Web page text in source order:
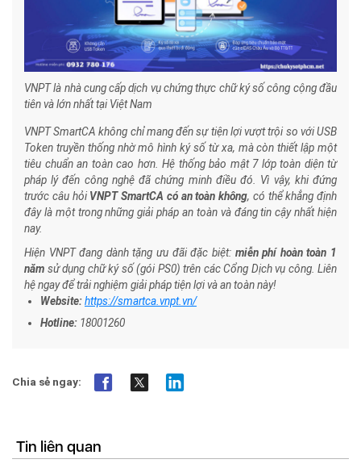
VNPT là nhà cung cấp dịch vụ chứng thực chữ ký số công cộng đầu
tiên và lớn nhất tại Việt Nam
VNPT SmartCA không chỉ mang đến sự tiện lợi vượt trội so với USB
Token truyền thống nhờ mô hình ký số từ xa, mà còn thiết lập một
tiêu chuẩn an toàn cao hơn. Hệ thống bảo mật 7 lớp toàn diện từ
pháp lý đến công nghệ đã chứng minh điều đó. Vì vậy, khi đứng
trước câu hỏi VNPT SmartCA có an toàn không, có thể khẳng định
đây là một trong những giải pháp an toàn và đáng tin cậy nhất hiện
nay.
Hiện VNPT đang dành tặng ưu đãi đặc biệt: miễn phí hoàn toàn 1
năm sử dụng chữ ký số (gói PS0) trên các Cổng Dịch vụ công. Liên
hệ ngay để trải nghiệm giải pháp tiện lợi và an toàn này!
Website:https://smartca.vnpt.vn/
Hotline: 18001260
Chia sẻ ngay:
Tin liên quan